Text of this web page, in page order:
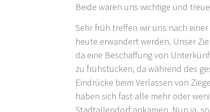
Beide waren uns wichtige und
Sehr früh treffen wir uns nach
heute erwandert werden. Unser
da eine Beschaffung von
zu frühstücken, da während des
Eindrücke beim Verlassen von
haben sich fast alle mehr oder
Stadtallendorf ankamen. Nun ja,